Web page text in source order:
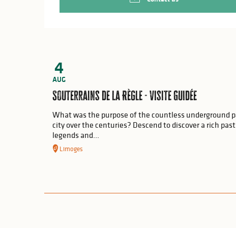
4
AUG
Souterrains de la Règle - Visite Guidée
What was the purpose of the countless underground
city over the centuries? Descend to discover a rich
legends and...
Limoges